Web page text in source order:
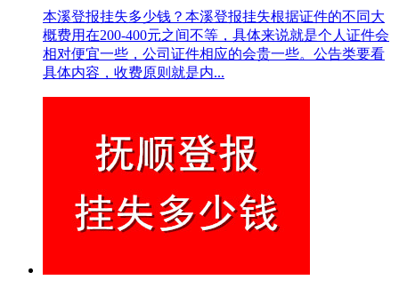
本溪登报挂失多少钱？本溪登报挂失根据证件的不同大
概费用在200-400元之间不等，具体来说就是个人证件会
相对便宜一些，公司证件相应的会贵一些。公告类要看
具体内容，收费原则就是内...